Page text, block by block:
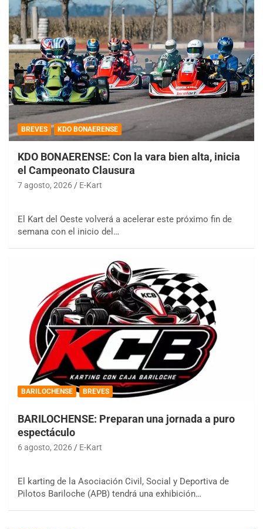
BREVES KDO BONAERENSE
KDO BONAERENSE: Con la vara bien alta, inicia
el Campeonato Clausura
7 agosto, 2026 E-Kart
El Kart del Oeste volverá a acelerar este próximo fin de
semana con el inicio del…
BARILOCHENSE BREVES
BARILOCHENSE: Preparan una jornada a puro
espectáculo
6 agosto, 2026 E-Kart
El karting de la Asociación Civil, Social y Deportiva de
Pilotos Bariloche (APB) tendrá una exhibición…